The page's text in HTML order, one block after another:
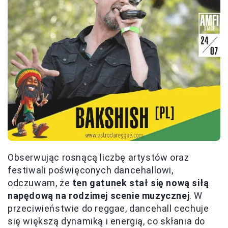
Obserwując rosnącą liczbę artystów oraz
festiwali poświęconych dancehallowi,
odczuwam, że ten gatunek stał się nową siłą
napędową na rodzimej scenie muzycznej. W
przeciwieństwie do reggae, dancehall cechuje
się większą dynamiką i energią, co skłania do